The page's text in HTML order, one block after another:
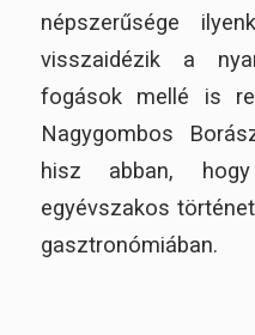
népszerűsége
visszaidézik a
fogások mellé is
Nagygombos
hisz abban,
egyévszakos
gasztronómiában.